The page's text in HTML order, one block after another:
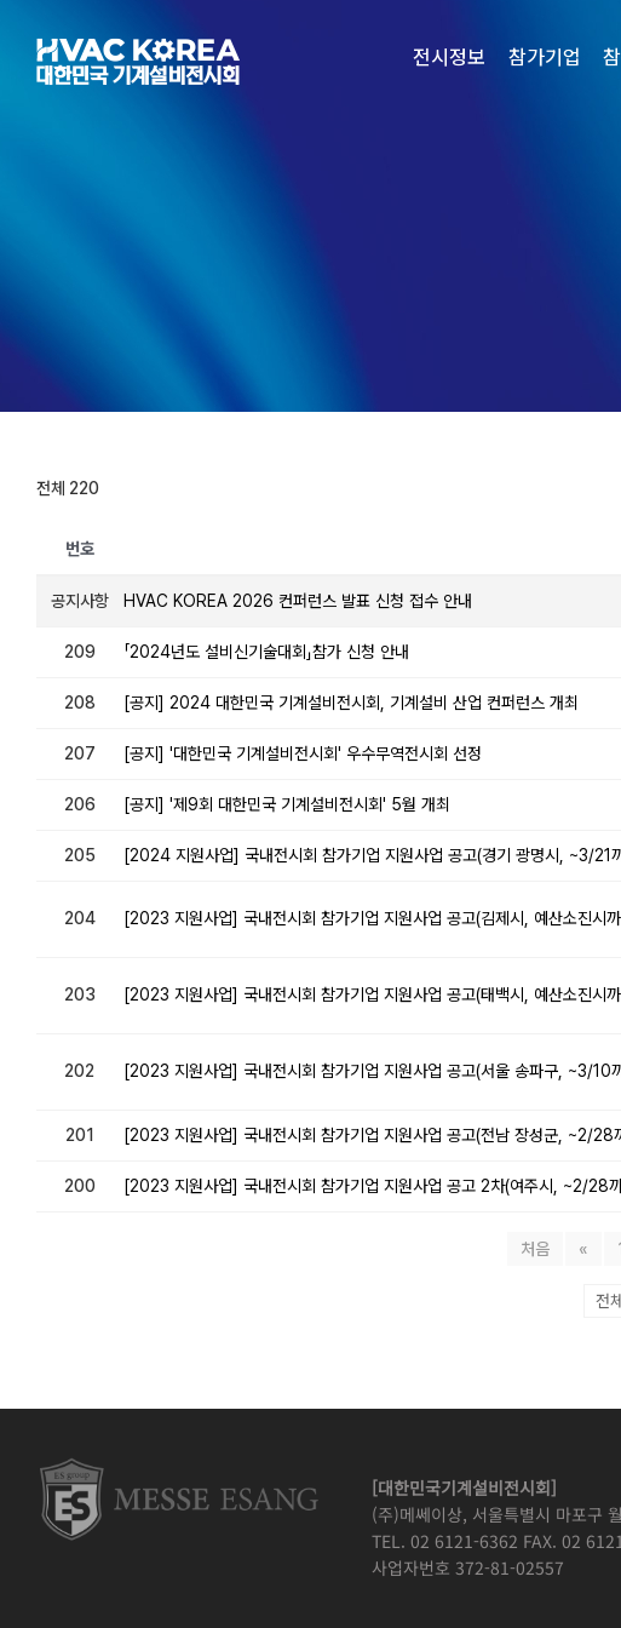
content
전시정보 참가기업
전체 220
번호
공지사항 HVAC KOREA 2026 컨퍼런스 발표 신청 접수 안내
209 「2024년도 설비신기술대회」참가 신청 안내
208 [공지] 2024 대한민국 기계설비전시회, 기계설비 산업 컨퍼런스 개최
207 [공지] '대한민국 기계설비전시회' 우수무역전시회 선정
206 [공지] '제9회 대한민국 기계설비전시회' 5월 개최
205 [2024 지원사업] 국내전시회 참가기업 지원사업 공고(경기 광명시, ~3/21
204 [2023 지원사업] 국내전시회 참가기업 지원사업 공고(김제시, 예산소진시
203 [2023 지원사업] 국내전시회 참가기업 지원사업 공고(태백시, 예산소진시
202 [2023 지원사업] 국내전시회 참가기업 지원사업 공고(서울 송파구, ~3/10
201 [2023 지원사업] 국내전시회 참가기업 지원사업 공고(전남 장성군, ~2/28
200 [2023 지원사업] 국내전시회 참가기업 지원사업 공고 2차(여주시, ~2/28
처음 « 1
[대한민국기계설비전시회]
(주)메쎄이상, 서울특별시 마포구
TEL. 02 6121-6362 FAX. 02
사업자번호 372-81-02557